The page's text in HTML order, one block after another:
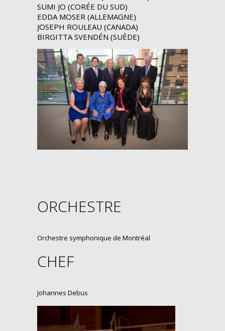
SUMI JO (CORÉE DU SUD)
EDDA MOSER (ALLEMAGNE)
JOSEPH ROULEAU (CANADA)
BIRGITTA SVENDÉN (SUÈDE)
ORCHESTRE
Orchestre symphonique de Montréal
CHEF
Johannes Debus